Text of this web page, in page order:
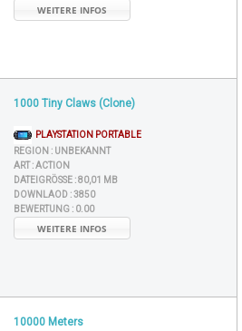
WEITERE INFOS
1000 Tiny Claws (Clone)
PLAYSTATION PORTABLE
REGION : UNBEKANNT
ART :ACTION
DATEIGRÖSSE : 80,01 MB
DOWNLAOD :3850
BEWERTUNG : 0.00
WEITERE INFOS
10000 Meters